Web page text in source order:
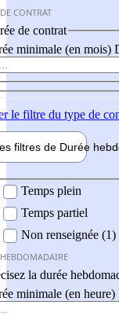
CONTRAT
de contrat
minimale (en mois)
le filtre du type de
filtres de Durée
Temps plein
Temps partiel
Non renseignée (1)
la durée
minimale (en heure)